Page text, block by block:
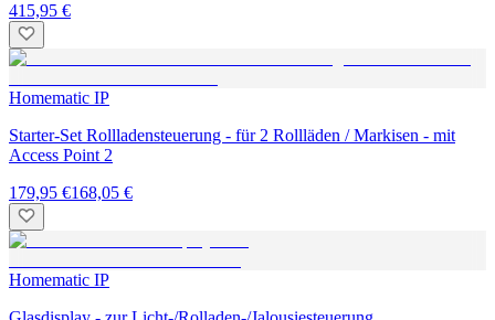
415,95 €
Homematic IP
Starter-Set Rollladensteuerung - für 2 Rollläden / Markisen - mit
Access Point 2
179,95 €168,05 €
Homematic IP